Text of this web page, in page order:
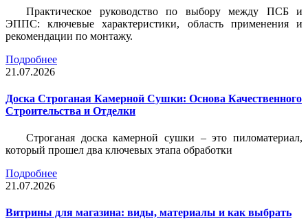
Практическое руководство по выбору между ПСБ и
ЭППС: ключевые характеристики, область применения и
рекомендации по монтажу.
Подробнее
21.07.2026
Доска Строганая Камерной Сушки: Основа Качественного
Строительства и Отделки
Строганая доска камерной сушки – это пиломатериал,
который прошел два ключевых этапа обработки
Подробнее
21.07.2026
Витрины для магазина: виды, материалы и как выбрать